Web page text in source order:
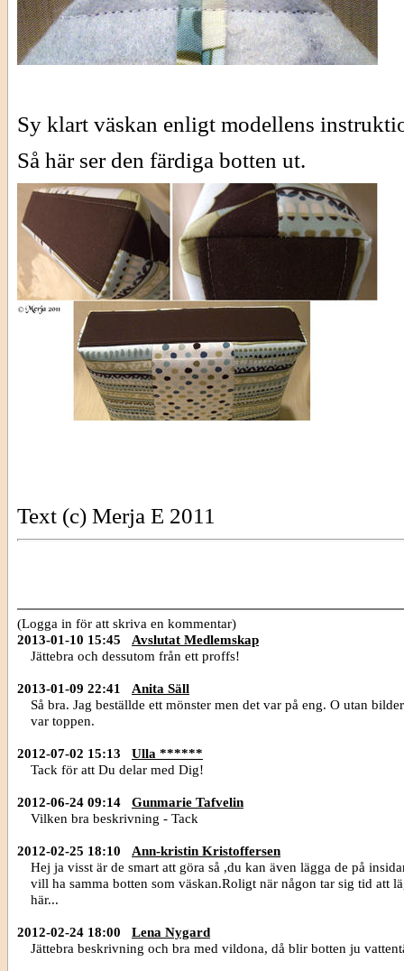
Sy klart väskan enligt modellens
Så här ser den färdiga botten ut.
Text (c) Merja E 2011
(Logga in för att skriva en kommentar)
2013-01-10 15:45
Avslutat Medlemskap
Jättebra och dessutom från ett proffs!
2013-01-09 22:41
Anita Säll
Så bra. Jag beställde ett mönster men det var på eng. O utan
var toppen.
2012-07-02 15:13
Ulla ******
Tack för att Du delar med Dig!
2012-06-24 09:14
Gunmarie Tafvelin
Vilken bra beskrivning - Tack
2012-02-25 18:10
Ann-kristin Kristoffersen
Hej ja visst är de smart att göra så ,du kan även lägga de på
vill ha samma botten som väskan.Roligt när någon tar sig tid att
här...
2012-02-24 18:00
Lena Nygard
Jättebra beskrivning och bra med vildona, då blir botten ju